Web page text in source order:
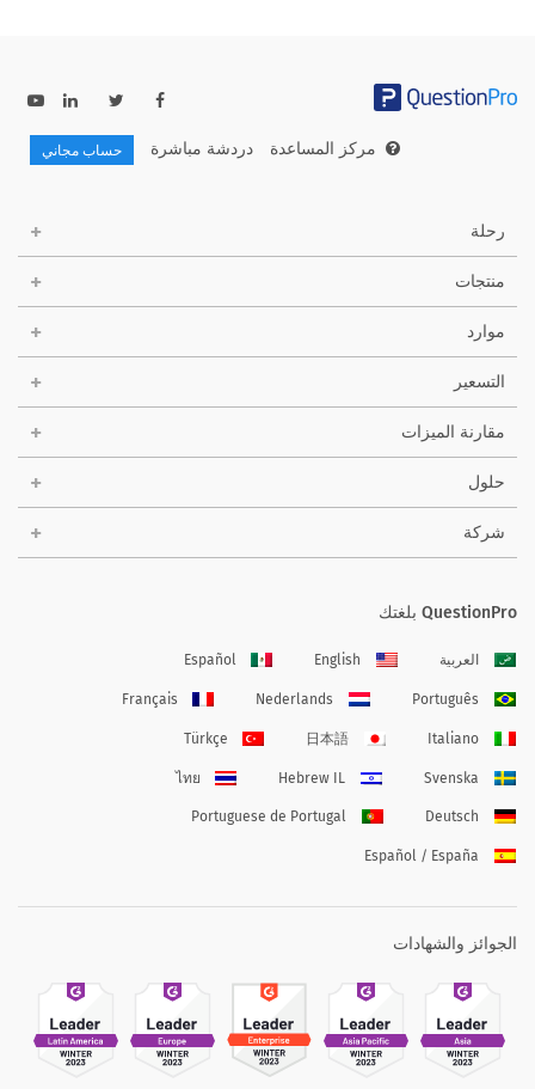
مركز المساعدة دردشة مباشرة حساب مجاني
رحلة
منتجات
موارد
التسعير
مقارنة الميزات
حلول
شركة
QuestionPro بلغتك
العربية English
Español
Português
Nederlands
Français
Italiano
日本語
Türkçe
Svenska
Hebrew IL
ไทย
Deutsch
Portuguese de Portugal
Español / España
الجوائز والشهادات